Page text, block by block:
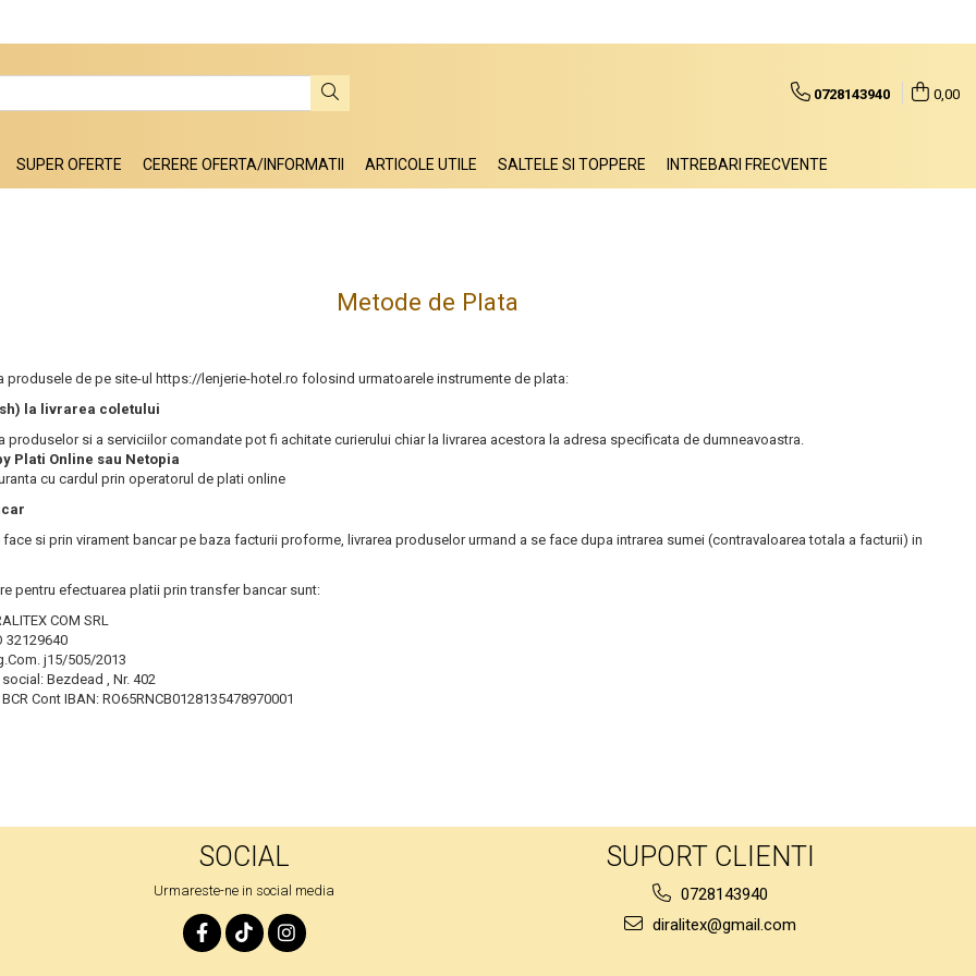
0728143940 0,00
SUPER OFERTE CERERE OFERTA/INFORMATII ARTICOLE UTILE SALTELE SI TOPPERE INTREBARI FRECVENTE
Metode de Plata
produsele de pe site-ul https://lenjerie-hotel.ro folosind urmatoarele instrumente de plata:
la livrarea coletului
produselor si a serviciilor comandate pot fi achitate curierului chiar la livrarea acestora la adresa specificata de dumneavoastra.
Plati Online sau Netopia
cu cardul prin operatorul de plati online
face si prin virament bancar pe baza facturii proforme, livrarea produselor urmand a se face dupa intrarea sumei (contravaloarea totala a facturii) in
pentru efectuarea platii prin transfer bancar sunt:
COM SRL
32129640
j15/505/2013
Bezdead , Nr. 402
Cont IBAN: RO65RNCB0128135478970001
SOCIAL
Urmareste-ne in social media
SUPORT CLIENTI
0728143940
diralitex@gmail.com